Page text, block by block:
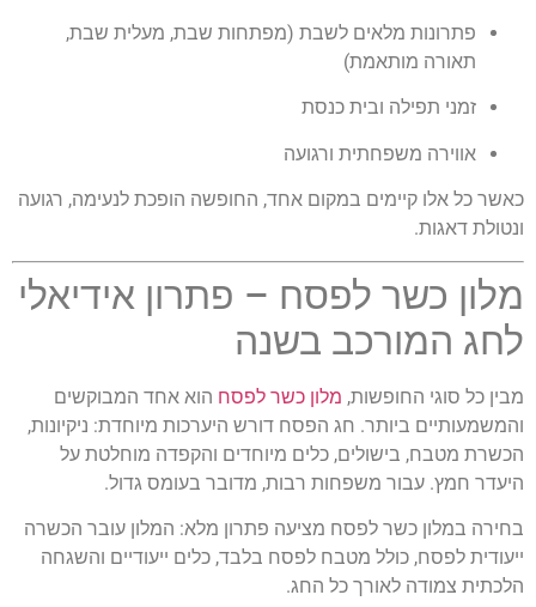
פתרונות מלאים לשבת (מפתחות שבת, מעלית שבת,
תאורה מותאמת)
זמני תפילה ובית כנסת
אווירה משפחתית ורגועה
כאשר כל אלו קיימים במקום אחד, החופשה הופכת לנעימה, רגועה
ונטולת דאגות.
מלון כשר לפסח – פתרון אידיאלי
לחג המורכב בשנה
מבין כל סוגי החופשות, מלון כשר לפסח הוא אחד המבוקשים
והמשמעותיים ביותר. חג הפסח דורש היערכות מיוחדת: ניקיונות,
הכשרת מטבח, בישולים, כלים מיוחדים והקפדה מוחלטת על
היעדר חמץ. עבור משפחות רבות, מדובר בעומס גדול.
בחירה במלון כשר לפסח מציעה פתרון מלא: המלון עובר הכשרה
ייעודית לפסח, כולל מטבח לפסח בלבד, כלים ייעודיים והשגחה
הלכתית צמודה לאורך כל החג.